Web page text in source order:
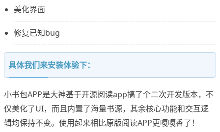
美化界面
修复已知bug
具体我们来安装体验下：
小书包APP是大神基于开源阅读app搞了个二次开发版本，不
仅美化了UI，而且内置了海量书源，其余核心功能和交互逻
辑均保持不变。使用起来相比原版阅读APP更嘎嘎香了！